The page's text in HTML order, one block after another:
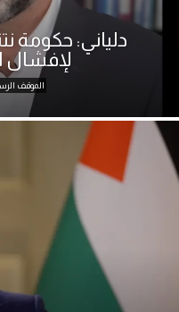
دلياني: حكومة
لإفشال
الموقف